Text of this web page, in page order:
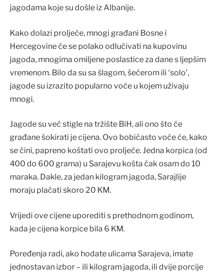
jagodama koje su došle iz Albanije.
Kako dolazi proljeće, mnogi građani Bosne i
Hercegovine će se polako odlučivati na kupovinu
jagoda, mnogima omiljene poslastice za dane s ljepšim
vremenom. Bilo da su sa šlagom, šećerom ili ‘solo’,
jagode su izrazito popularno voće u kojem uživaju
mnogi.
Jagode su već stigle na tržište BiH, ali ono što će
građane šokirati je cijena. Ovo bobičasto voće će, kako
se čini, papreno koštati ovo proljeće. Jedna korpica (od
400 do 600 grama) u Sarajevu košta čak osam do 10
maraka. Dakle, za jedan kilogram jagoda, Sarajlije
moraju plaćati skoro 20 KM.
Vrijedi ove cijene uporediti s prethodnom godinom,
kada je cijena korpice bila 6 KM.
Poređenja radi, ako hodate ulicama Sarajeva, imate
jednostavan izbor – ili kilogram jagoda, ili dvije porcije